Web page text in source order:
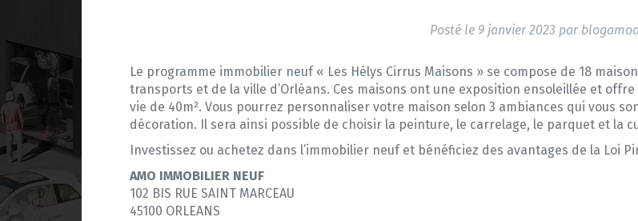
Posté le 9 janvier 2023 par
Le programme immobilier neuf « Les Hélys Cirrus Maisons » se compose de 18
transports et de la ville d’Orléans. Ces maisons ont une exposition ensoleillée et
vie de 40m². Vous pourrez personnaliser votre maison selon 3 ambiances qui vous
décoration. Il sera ainsi possible de choisir la peinture, le carrelage, le parquet et la
Investissez ou achetez dans l’immobilier neuf et bénéficiez des avantages de la Loi
AMO IMMOBILIER NEUF
102 BIS RUE SAINT MARCEAU
45100 ORLEANS